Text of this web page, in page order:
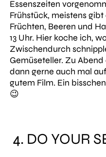
Essenszeiten
Frühstück, meistens
Früchten, Beeren und
13 Uhr. Hier koche ich,
Zwischendurch
Gemüseteller. Zu Abend
dann gerne auch mal
gutem Film. Ein
😉
4. DO YOUR